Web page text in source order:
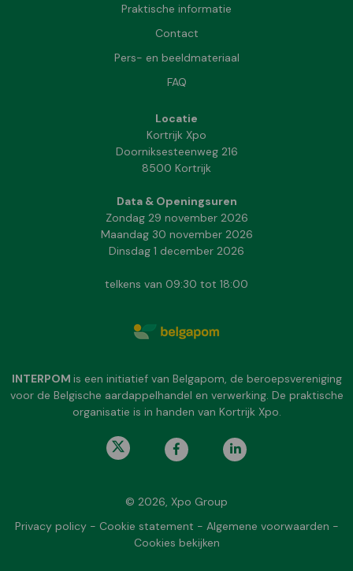
Praktische informatie
Contact
Pers- en beeldmateriaal
FAQ
Locatie
Kortrijk Xpo
Doorniksesteenweg 216
8500 Kortrijk
Data & Openingsuren
Zondag 29 november 2026
Maandag 30 november 2026
Dinsdag 1 december 2026
telkens van 09:30 tot 18:00
INTERPOM is een initiatief van Belgapom, de beroepsvereniging
voor de Belgische aardappelhandel en verwerking. De praktische
organisatie is in handen van Kortrijk Xpo.
© 2026, Xpo Group
Privacy policy- Cookie statement - Algemene voorwaarden -
Cookies bekijken